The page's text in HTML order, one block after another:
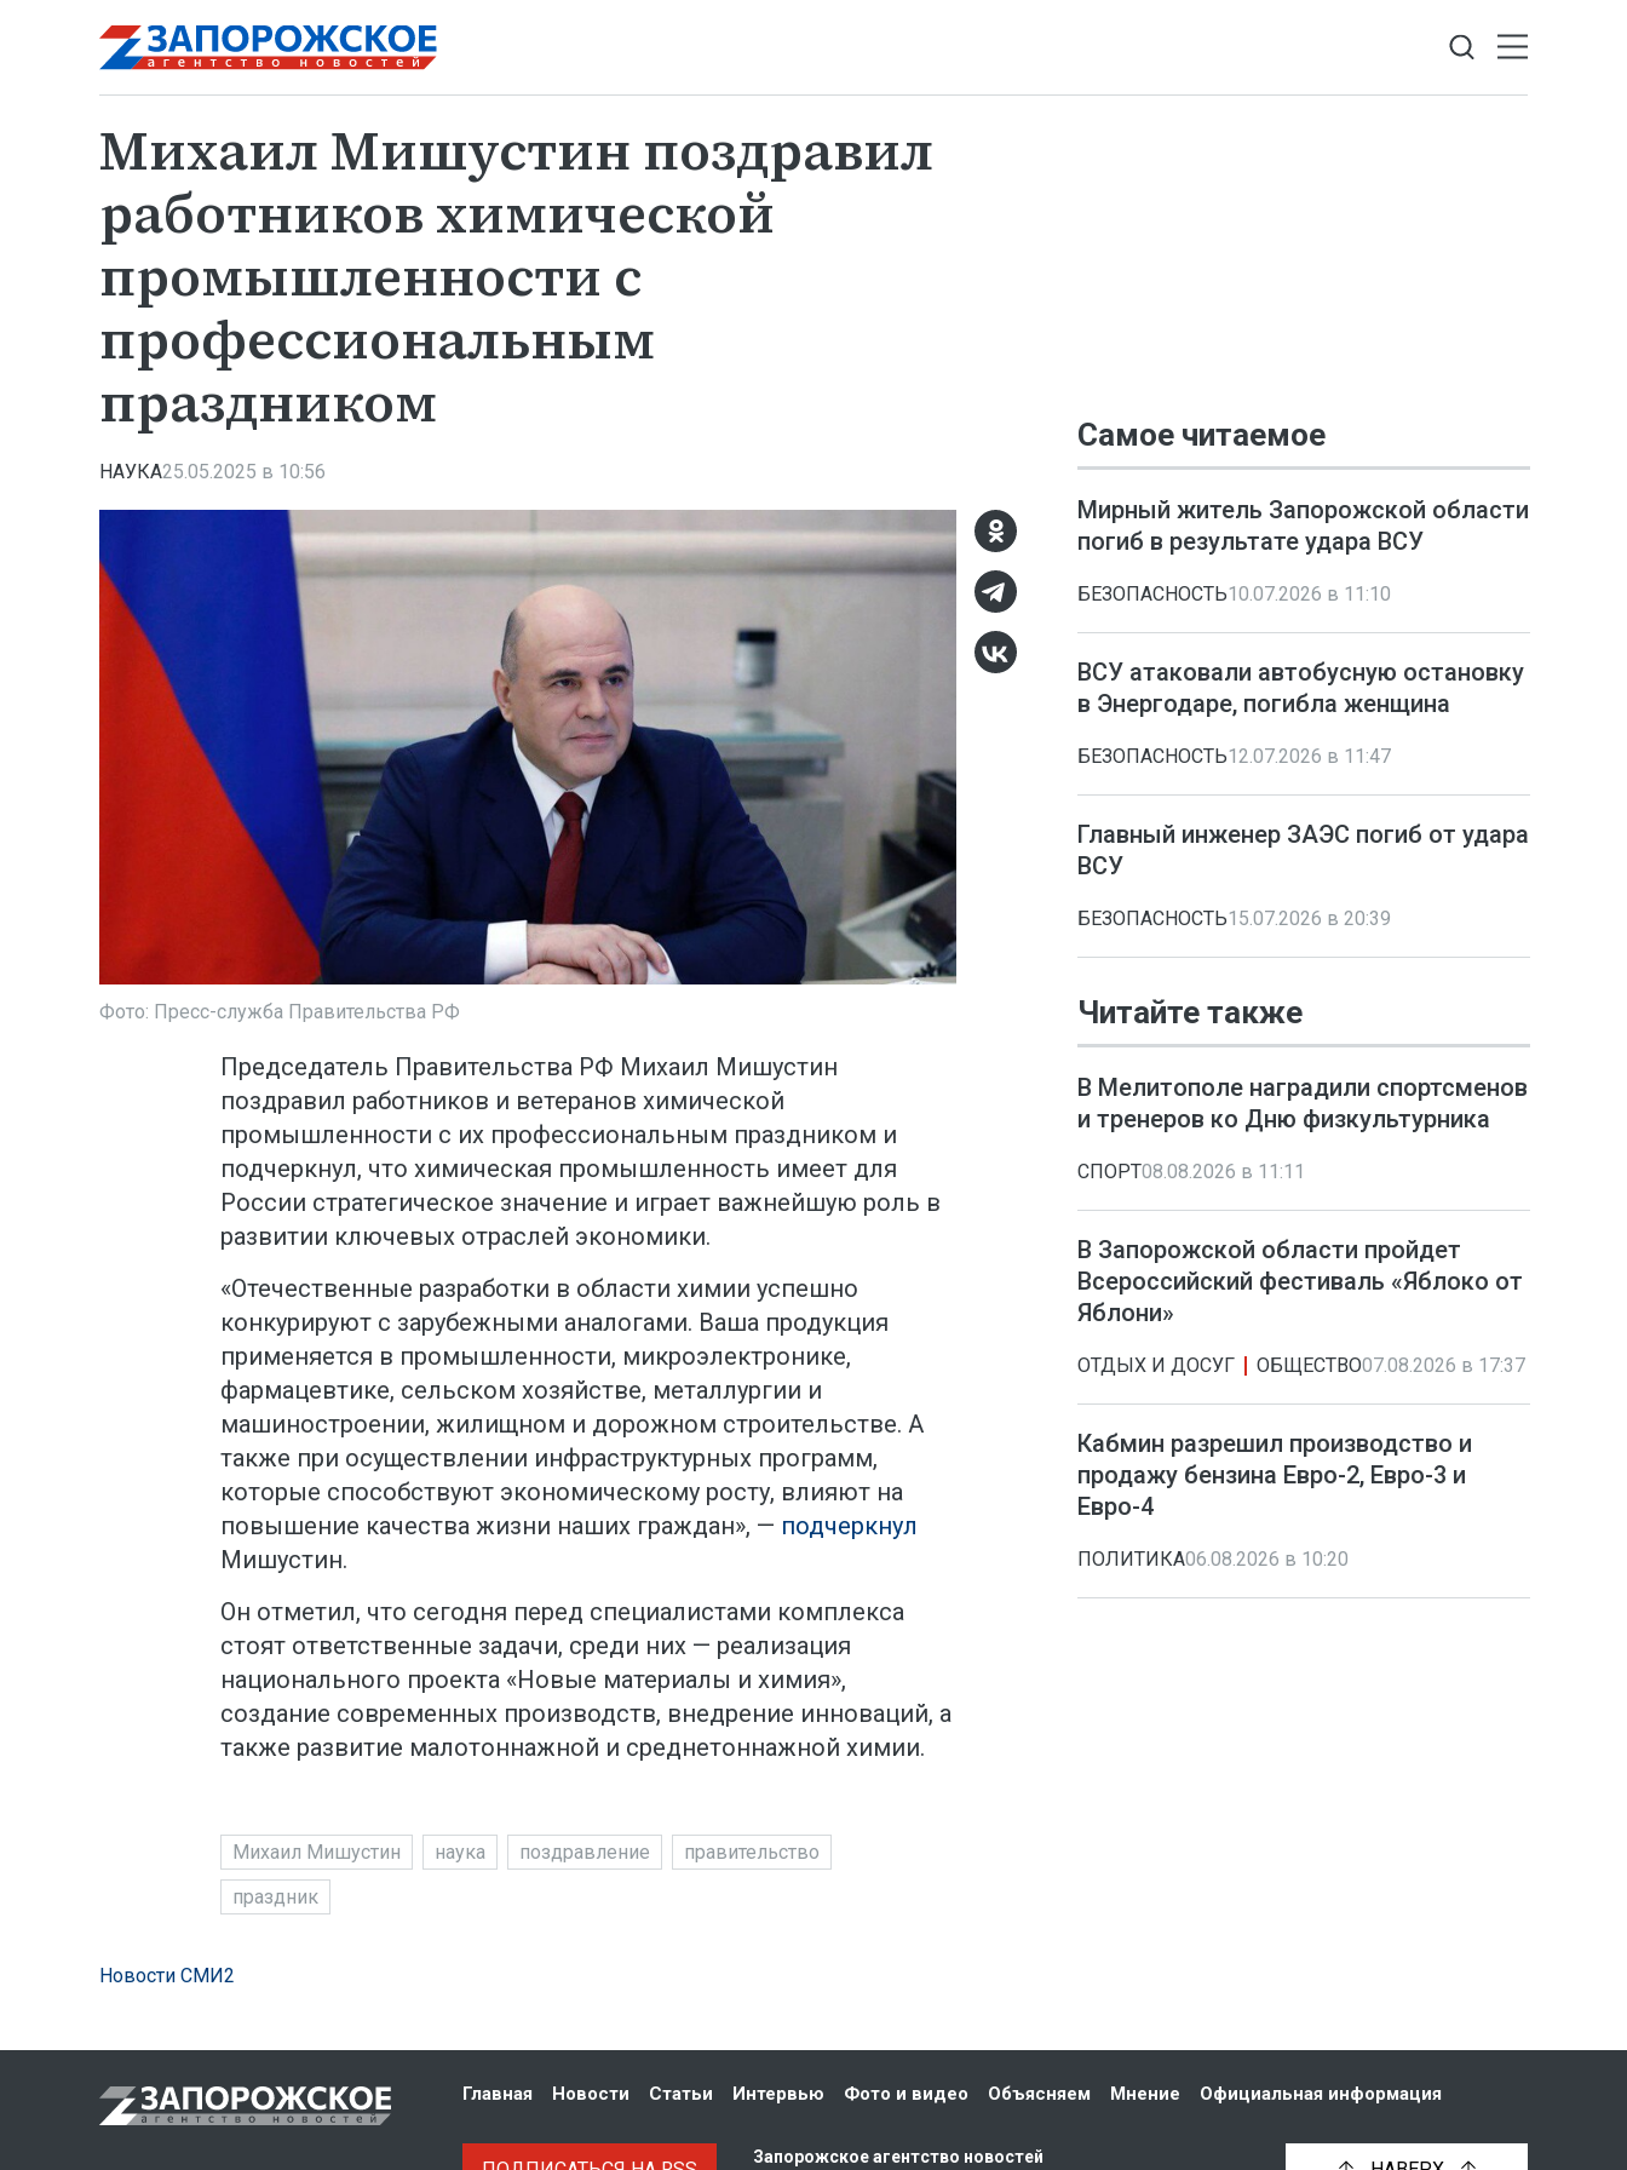
Михаил Мишустин поздравил
работников химической
промышленности с
профессиональным
праздником
НАУКА25.05.2025 в 10:56
Фото: Пресс-служба Правительства РФ
Председатель Правительства РФ Михаил Мишустин
поздравил работников и ветеранов химической
промышленности с их профессиональным праздником и
подчеркнул, что химическая промышленность имеет для
России стратегическое значение и играет важнейшую роль в
развитии ключевых отраслей экономики.
«Отечественные разработки в области химии успешно
конкурируют с зарубежными аналогами. Ваша продукция
применяется в промышленности, микроэлектронике,
фармацевтике, сельском хозяйстве, металлургии и
машиностроении, жилищном и дорожном строительстве. А
также при осуществлении инфраструктурных программ,
которые способствуют экономическому росту, влияют на
повышение качества жизни наших граждан», — подчеркнул
Мишустин.
Он отметил, что сегодня перед специалистами комплекса
стоят ответственные задачи, среди них — реализация
национального проекта «Новые материалы и химия»,
создание современных производств, внедрение инноваций, а
также развитие малотоннажной и среднетоннажной химии.
Михаил Мишустин наука поздравление
правительство
праздник
Самое читаемое
Мирный житель Запорожской области
погиб в результате удара ВСУ
БЕЗОПАСНОСТЬ10.07.2026 в 11:10
ВСУ атаковали автобусную остановку
в Энергодаре, погибла женщина
БЕЗОПАСНОСТЬ12.07.2026 в 11:47
Главный инженер ЗАЭС погиб от удара
ВСУ
БЕЗОПАСНОСТЬ15.07.2026 в 20:39
Читайте также
В Мелитополе наградили спортсменов
и тренеров ко Дню физкультурника
СПОРТ08.08.2026 в 11:11
В Запорожской области пройдет
Всероссийский фестиваль «Яблоко от
Яблони»
ОТДЫХ И ДОСУГ ОБЩЕСТВО07.08.2026 в 17:37
Кабмин разрешил производство и
продажу бензина Евро-2, Евро-3 и
Евро-4
ПОЛИТИКА06.08.2026 в 10:20
Новости СМИ2
Главная Новости Статьи Интервью Фото и видео Объясняем Мнение Официальная информация
Запорожское агентство новостей